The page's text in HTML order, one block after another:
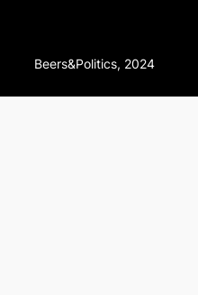
Beers&Politics, 2024